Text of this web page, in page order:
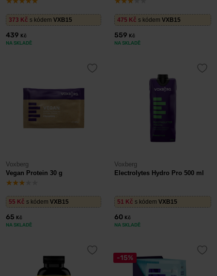
373 Kč s kódem VXB15
439 Kč
NA SKLADĚ
475 Kč s kódem VXB15
559 Kč
NA SKLADĚ
Voxberg
Vegan Protein 30 g
55 Kč s kódem VXB15
65 Kč
NA SKLADĚ
Voxberg
Electrolytes Hydro Pro 500 ml
51 Kč s kódem VXB15
60 Kč
NA SKLADĚ
-15%